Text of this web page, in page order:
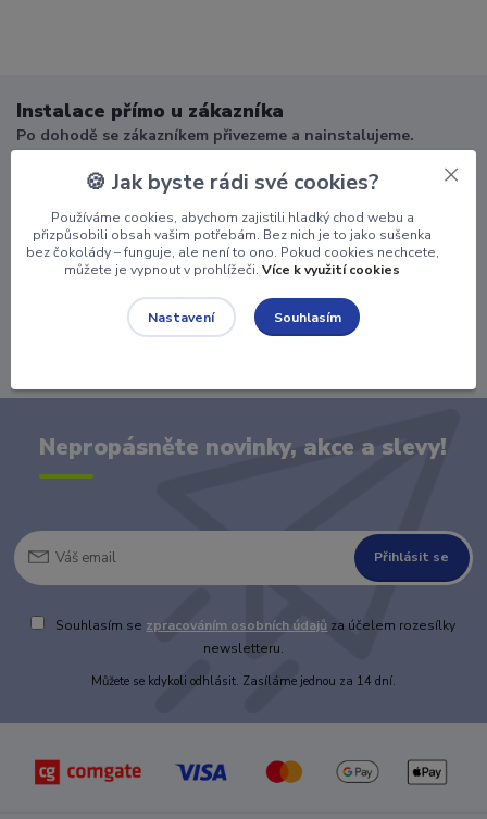
Instalace přímo u zákazníka
Po dohodě se zákazníkem přivezeme a nainstalujeme.
Doprava zdarma
Nad 25000.-Kč máte od nás dopravu včetně instalace
zdarma.
Od návrhu po výrobu
Vyrobíme dle vašich zadání ... od Vašich snů po reálný
Nepropásněte novinky, akce a slevy!
Přihlásit se
Souhlasím se zpracováním osobních údajů za účelem rozesílky
newsletteru.
Můžete se kdykoli odhlásit. Zasíláme jednou za 14 dní.
🍪 Jak byste rádi své cookies?
Používáme cookies, abychom zajistili hladký chod webu a
přizpůsobili obsah vašim potřebám. Bez nich je to jako sušenka
bez čokolády – funguje, ale není to ono. Pokud cookies nechcete,
můžete je vypnout v prohlížeči.Více k využití cookies
Nastavení Souhlasím